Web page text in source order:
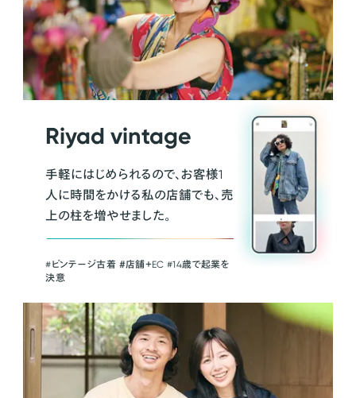
Riyad vintage
手軽にはじめられるので、お客様1
人に時間をかける私の店舗でも、売
上の柱を増やせました。
#ビンテージ古着 ＃店舗＋EC #14歳で起業を
決意